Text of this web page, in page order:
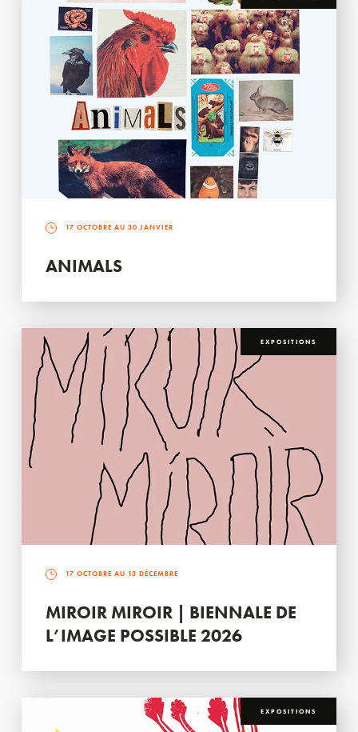
17 OCTOBRE AU 30 JANVIER
ANIMALS
EXPOSITIONS
17 OCTOBRE AU 13 DÉCEMBRE
MIROIR MIROIR | BIENNALE DE
L’IMAGE POSSIBLE 2026
EXPOSITIONS